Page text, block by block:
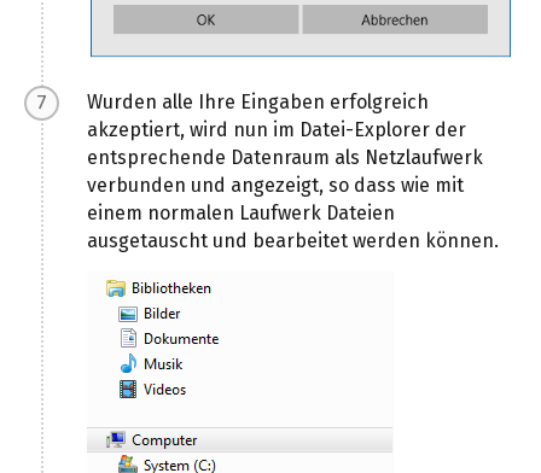
Wurden alle Ihre Eingaben erfolgreich
akzeptiert, wird nun im Datei-Explorer der
entsprechende Datenraum als Netzlaufwerk
verbunden und angezeigt, so dass wie mit
einem normalen Laufwerk Dateien
ausgetauscht und bearbeitet werden können.